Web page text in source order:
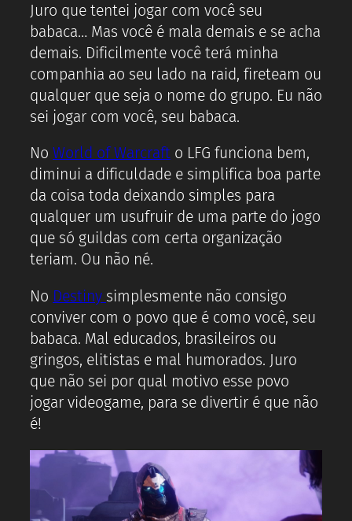
Juro que tentei jogar com você seu
babaca… Mas você é mala demais e se acha
demais. Dificilmente você terá minha
companhia ao seu lado na raid, fireteam ou
qualquer que seja o nome do grupo. Eu não
sei jogar com você, seu babaca.
No World of Warcrafto LFG funciona bem,
diminui a dificuldade e simplifica boa parte
da coisa toda deixando simples para
qualquer um usufruir de uma parte do jogo
que só guildas com certa organização
teriam. Ou não né.
No Destiny simplesmente não consigo
conviver com o povo que é como você, seu
babaca. Mal educados, brasileiros ou
gringos, elitistas e mal humorados. Juro
que não sei por qual motivo esse povo
jogar videogame, para se divertir é que não
é!